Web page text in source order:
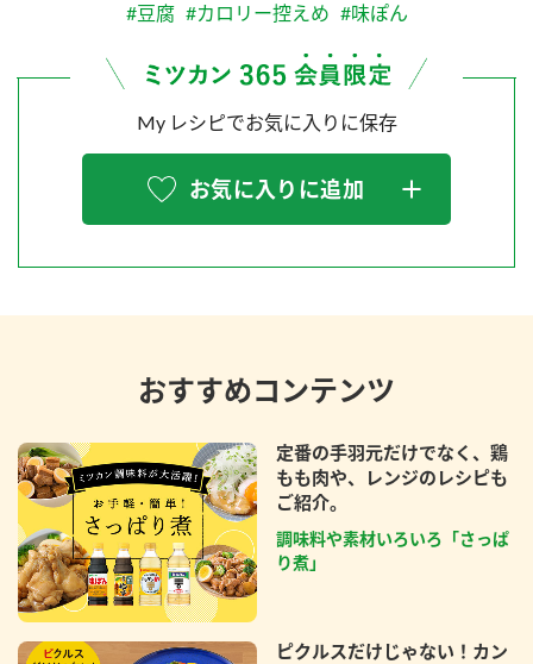
#豆腐 #カロリー控えめ #味ぽん
My レシピでお気に入りに保存
お気に入りに追加
おすすめコンテンツ
定番の手羽元だけでなく、鶏
もも肉や、レンジのレシピも
ご紹介。
調味料や素材いろいろ「さっぱ
り煮」
ピクルスだけじゃない！カン